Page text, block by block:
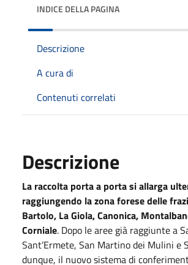
INDICE DELLA PAGINA
Descrizione
A cura di
Contenuti correlati
Descrizione
La raccolta porta a porta si allarga
raggiungendo la zona forese delle
Bartolo, La Giola, Canonica,
Corniale. Dopo le aree già raggiunte a
Sant’Ermete, San Martino dei Mulini e
dunque, il nuovo sistema di